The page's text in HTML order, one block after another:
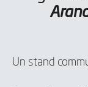
Un stand